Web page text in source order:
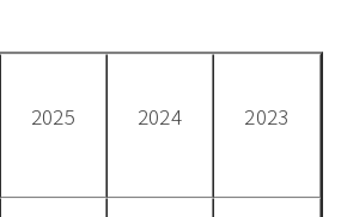
2025 2024 2023